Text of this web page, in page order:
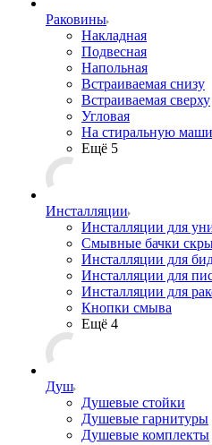
Раковины
Накладная
Подвесная
Напольная
Встраиваемая снизу
Встраиваемая сверху
Угловая
На стиральную
Ещё 5
Инсталляции
Инсталляции для
Смывные бачки
Инсталляции для
Инсталляции для
Инсталляции для
Кнопки смыва
Ещё 4
Душ
Душевые стойки
Душевые гарнитуры
Душевые комплекты